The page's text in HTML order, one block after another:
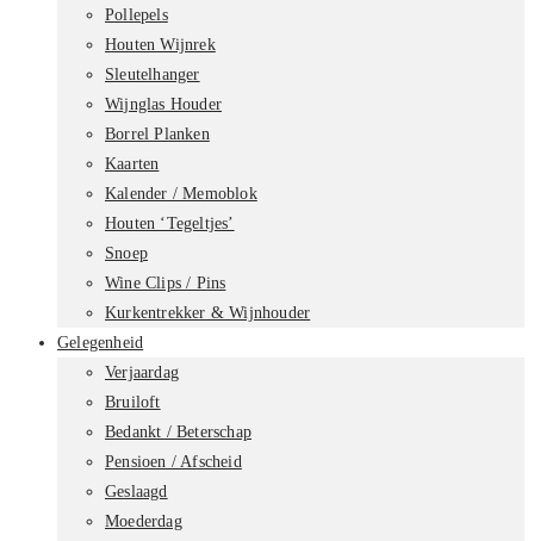
Pollepels
Houten Wijnrek
Sleutelhanger
Wijnglas Houder
Borrel Planken
Kaarten
Kalender / Memoblok
Houten ‘Tegeltjes’
Snoep
Wine Clips / Pins
Kurkentrekker & Wijnhouder
Gelegenheid
Verjaardag
Bruiloft
Bedankt / Beterschap
Pensioen / Afscheid
Geslaagd
Moederdag